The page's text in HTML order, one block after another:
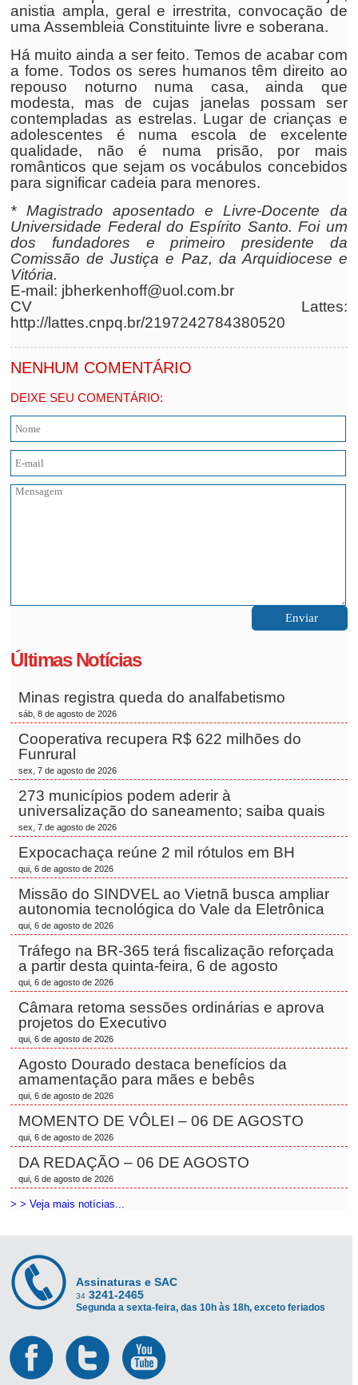
anistia ampla, geral e irrestrita, convocação de
uma Assembleia Constituinte livre e soberana.
Há muito ainda a ser feito. Temos de acabar com
a fome. Todos os seres humanos têm direito ao
repouso noturno numa casa, ainda que
modesta, mas de cujas janelas possam ser
contempladas as estrelas. Lugar de crianças e
adolescentes é numa escola de excelente
qualidade, não é numa prisão, por mais
românticos que sejam os vocábulos concebidos
para significar cadeia para menores.
* Magistrado aposentado e Livre-Docente da
Universidade Federal do Espírito Santo. Foi um
dos fundadores e primeiro presidente da
Comissão de Justiça e Paz, da Arquidiocese e
Vitória.
E-mail: jbherkenhoff@uol.com.br
CV Lattes:
http://lattes.cnpq.br/2197242784380520
NENHUM COMENTÁRIO
DEIXE SEU COMENTÁRIO:
Últimas Notícias
Minas registra queda do analfabetismo
sáb, 8 de agosto de 2026
Cooperativa recupera R$ 622 milhões do
Funrural
sex, 7 de agosto de 2026
273 municípios podem aderir à
universalização do saneamento; saiba quais
sex, 7 de agosto de 2026
Expocachaça reúne 2 mil rótulos em BH
qui, 6 de agosto de 2026
Missão do SINDVEL ao Vietnã busca ampliar
autonomia tecnológica do Vale da Eletrônica
qui, 6 de agosto de 2026
Tráfego na BR-365 terá fiscalização reforçada
a partir desta quinta-feira, 6 de agosto
qui, 6 de agosto de 2026
Câmara retoma sessões ordinárias e aprova
projetos do Executivo
qui, 6 de agosto de 2026
Agosto Dourado destaca benefícios da
amamentação para mães e bebês
qui, 6 de agosto de 2026
MOMENTO DE VÔLEI – 06 DE AGOSTO
qui, 6 de agosto de 2026
DA REDAÇÃO – 06 DE AGOSTO
qui, 6 de agosto de 2026
> > Veja mais notícias...
Assinaturas e SAC
34 3241-2465
Segunda a sexta-feira, das 10h às 18h, exceto feriados